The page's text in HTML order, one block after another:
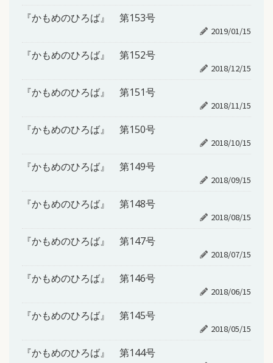
『かもめのひろば』 第153号
2019/01/15
『かもめのひろば』 第152号
2018/12/15
『かもめのひろば』 第151号
2018/11/15
『かもめのひろば』 第150号
2018/10/15
『かもめのひろば』 第149号
2018/09/15
『かもめのひろば』 第148号
2018/08/15
『かもめのひろば』 第147号
2018/07/15
『かもめのひろば』 第146号
2018/06/15
『かもめのひろば』 第145号
2018/05/15
『かもめのひろば』 第144号